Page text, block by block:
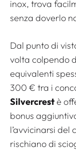
inox, trova
senza doverlo
Dal punto di
volta colpendo
equivalenti
300 € tra i
Silvercrestè
bonus
l’avvicinarsi del
rischiano di